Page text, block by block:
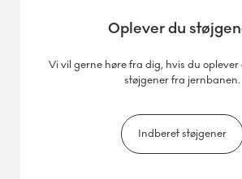
Oplever du
Vi vil gerne høre fra dig, hvis du
støjgener fra jernbanen.
Indberet støjgener